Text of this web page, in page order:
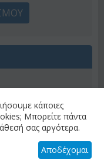
κάποιες
Μπορείτε πάντα
σας αργότερα.
Αποδέχομαι